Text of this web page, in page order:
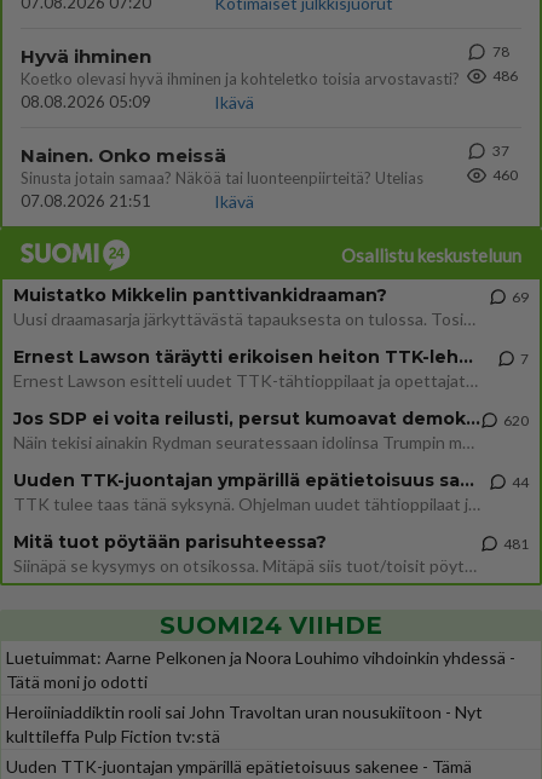
Hyvä ihminen
Koetko olevasi hyvä ihminen ja kohteletko toisia arvostavasti?
08.08.2026 05:09
Ikävä
78
486
Nainen. Onko meissä
Sinusta jotain samaa? Näköä tai luonteenpiirteitä? Utelias
07.08.2026 21:51
Ikävä
37
460
Osallistu keskusteluun
Muistatko Mikkelin panttivankidraaman?
Uusi draamasarja järkyttävästä tapauksesta on tulossa. Tositapahtumiin perustuva sarja ammentaa vuoden 1986 Mikkelin pan
69
Ernest Lawson täräytti erikoisen heiton TTK-lehdistötilaisuudessa: " Onko tässä tarkoituksena...?"
Ernest Lawson esitteli uudet TTK-tähtioppilaat ja opettajat torstaina 6.8. lehdistölle. Tulevalla kaudella on yksi hausk
7
Jos SDP ei voita reilusti, persut kumoavat demokratian Suomesta
Näin tekisi ainakin Rydman seuratessaan idolinsa Trumpin mallia https://www.is.fi/politiikka/art-2000012187244.html
620
Uuden TTK-juontajan ympärillä epätietoisuus sakenee - Nyt MTV hämmentää soppaa
TTK tulee taas tänä syksynä. Ohjelman uudet tähtioppilaat julkistetaan torstaina 6. elokuuta klo 14 alkavassa lehdistö
44
Mitä tuot pöytään parisuhteessa?
Siinäpä se kysymys on otsikossa. Mitäpä siis tuot/toisit pöytään parisuhteessa? Oletko mies vai nainen? Koetko sen mitä
481
SUOMI24 VIIHDE
Luetuimmat: Aarne Pelkonen ja Noora Louhimo vihdoinkin yhdessä -
Tätä moni jo odotti
Heroiiniaddiktin rooli sai John Travoltan uran nousukiitoon - Nyt
kulttileffa Pulp Fiction tv:stä
Uuden TTK-juontajan ympärillä epätietoisuus sakenee - Tämä